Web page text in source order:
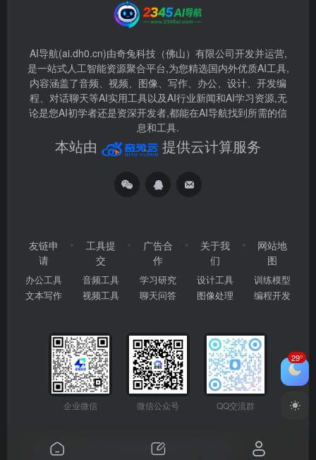
AI导航(ai.dh0.cn)由奇兔科技（佛山）有限公司开发并运营,
是一站式人工智能资源聚合平台,为您精选国内外优质AI工具,
内容涵盖了音频、视频、图像、写作、办公、设计、开发编
程、对话聊天等AI实用工具以及AI行业新闻和AI学习资源,无
论是您AI初学者还是资深开发者,都能在AI导航找到所需的信
息和工具.
本站由 提供云计算服务
友链申
请
办公工具
文本写作
工具提
交
音频工具
视频工具
广告合
作
学习研究
聊天问答
关于我
们
设计工具
图像处理
网站地
图
训练模型
编程开发
企业微信 微信公众号 QQ交流群
Copyright © 2026 粤ICP备2024177666号
29°